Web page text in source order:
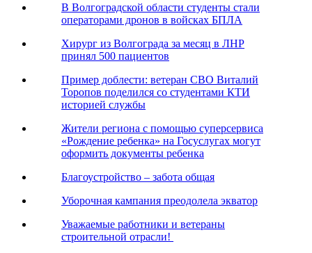
В Волгоградской области студенты стали
операторами дронов в войсках БПЛА
Хирург из Волгограда за месяц в ЛНР
принял 500 пациентов
Пример доблести: ветеран СВО Виталий
Торопов поделился со студентами КТИ
историей службы
Жители региона с помощью суперсервиса
«Рождение ребенка» на Госуслугах могут
оформить документы ребенка
Благоустройство – забота общая
Уборочная кампания преодолела экватор
Уважаемые работники и ветераны
строительной отрасли!